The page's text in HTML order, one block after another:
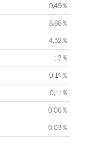
9,49 %
8,66 %
4,52 %
1,2 %
0,14 %
0,11 %
0,06 %
0,03 %